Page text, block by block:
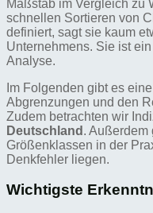
Maßstab im Vergleich zu
schnellen Sortieren von
definiert, sagt sie kaum
Unternehmens. Sie ist
Analyse.
Im Folgenden gibt es
Abgrenzungen und den
Zudem betrachten wir
Deutschland . Außerdem
Größenklassen in der
Denkfehler liegen.
Wichtigste